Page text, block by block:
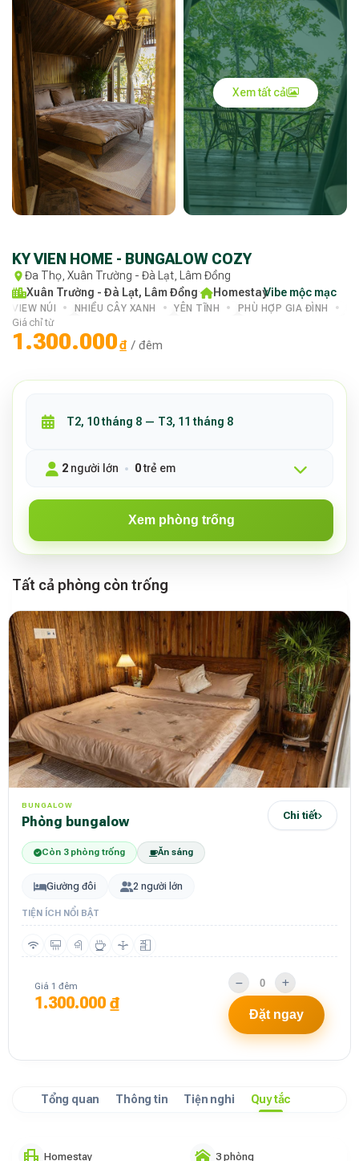
Xem tất cả
KY VIEN HOME - BUNGALOW COZY
Đa Thọ, Xuân Trường - Đà Lạt, Lâm Đồng
Xuân Trường - Đà Lạt, Lâm Đồng· Homestay·
Vibe mộc mạc
VIEW NÚI NHIỀU CÂY XANH YÊN TĨNH PHÙ HỢP GIA ĐÌNH
Giá chỉ từ
1.300.000₫ / đêm
2 người lớn 0trẻ em
Xem phòng trống
Tất cả phòng còn trống
BUNGALOW
phòng bungalow Chi tiết
Còn 3 phòng trống Ăn sáng
Giường đôi 2 người lớn
TIỆN ÍCH NỔI BẬT
Giá 1 đêm
1.300.000 ₫
Đặt ngay
Tổng quan Thông tin Tiện nghi Quy tắc
Homestay 3 phòng